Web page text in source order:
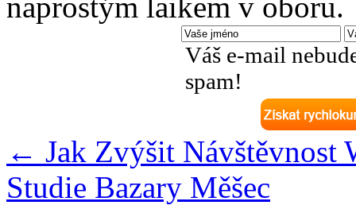
Váš e-mail
spam!
← Jak Zvýšit Návštěvnost
Studie Bazary Měšec